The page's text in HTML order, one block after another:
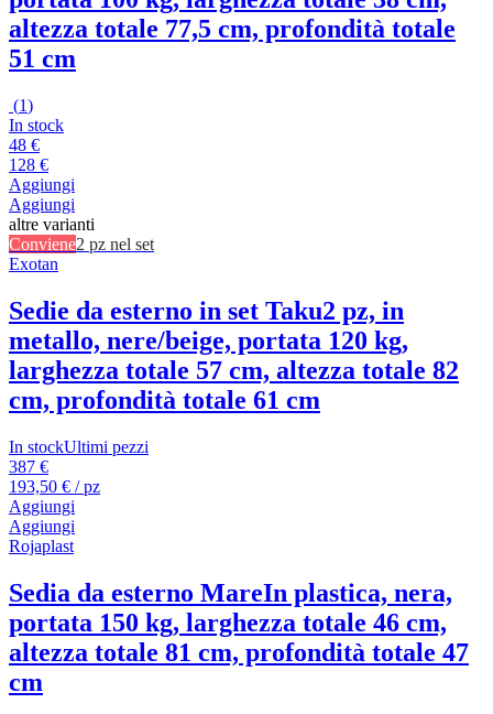
altezza totale 77,5 cm, profondità totale
51 cm
(1)
In stock
48 €
128 €
Aggiungi
Aggiungi
altre varianti
Conviene2 pz nel set
Exotan
Sedie da esterno in set Taku2 pz, in
metallo, nere/beige, portata 120 kg,
larghezza totale 57 cm, altezza totale 82
cm, profondità totale 61 cm
In stockUltimi pezzi
387 €
193,50 € / pz
Aggiungi
Aggiungi
Rojaplast
Sedia da esterno MareIn plastica, nera,
portata 150 kg, larghezza totale 46 cm,
altezza totale 81 cm, profondità totale 47
cm